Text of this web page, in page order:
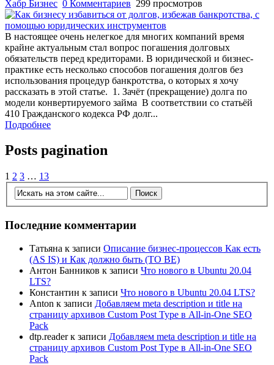
Хабр Бизнес 0 Комментариев 299 просмотров
В настоящее очень нелегкое для многих компаний время
крайне актуальным стал вопрос погашения долговых
обязательств перед кредиторами. В юридической и бизнес-
практике есть несколько способов погашения долгов без
использования процедур банкротства, о которых я хочу
рассказать в этой статье. 1. Зачёт (прекращение) долга по
модели конвертируемого займа В соответствии со статьёй
410 Гражданского кодекса РФ долг...
Подробнее
Posts pagination
1 2 3 … 13
Последние комментарии
Татьяна к записи Описание бизнес-процессов Как есть
(AS IS) и Как должно быть (TO BE)
Антон Банников к записи Что нового в Ubuntu 20.04
LTS?
Константин к записи Что нового в Ubuntu 20.04 LTS?
Anton к записи Добавляем meta description и title на
страницу архивов Custom Post Type в All-in-One SEO
Pack
dtp.readerк записи Добавляем meta description и title на
страницу архивов Custom Post Type в All-in-One SEO
Pack